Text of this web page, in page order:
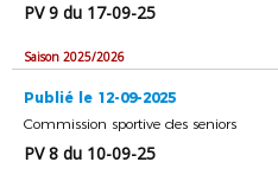
PV 9 du 17-09-25
Saison 2025/2026
Publié le 12-09-2025
Commission sportive des seniors
PV 8 du 10-09-25